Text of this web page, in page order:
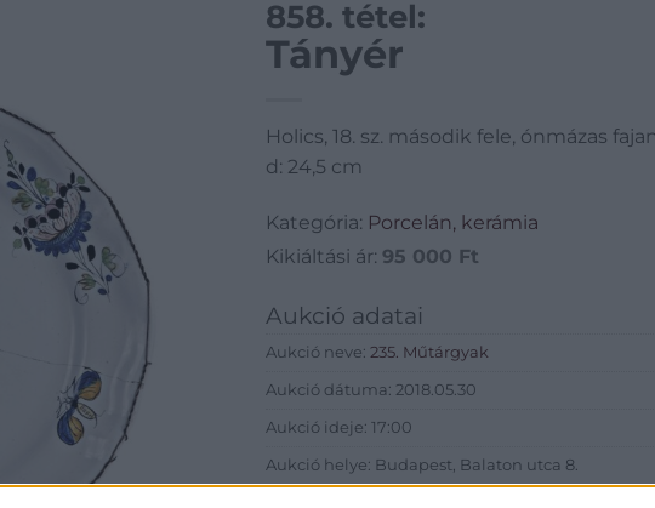
858. tétel:
Tányér
Holics, 18. sz. második fele, ónmázas
d: 24,5 cm
Kategória: Porcelán, kerámia
Kikiáltási ár: 95 000 Ft
Aukció adatai
Aukció neve: 235. Műtárgyak
Aukció dátuma: 2018.05.30
Aukció ideje: 17:00
Aukció helye: Budapest, Balaton utca 8.